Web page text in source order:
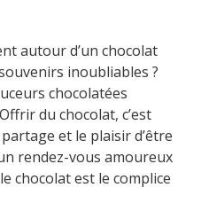
autour d’un chocolat
inoubliables ?
chocolatées
du chocolat, c’est
et le plaisir d’être
rendez-vous amoureux
chocolat est le complice